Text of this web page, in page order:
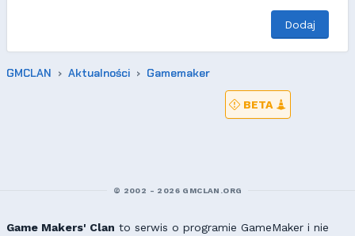
Dodaj
GMCLAN Aktualności Gamemaker
BETA
© 2002 - 2026 GMCLAN.ORG
Game Makers' Clan to serwis o programie GameMaker i nie